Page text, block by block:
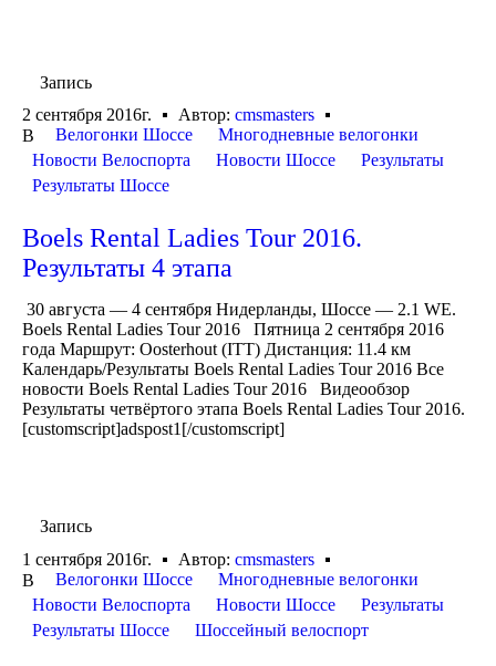
Запись
2 сентября 2016г.
Автор: cmsmasters
В
Велогонки Шоссе
Многодневные велогонки
Новости Велоспорта
Новости Шоссе
Результаты
Результаты Шоссе
Boels Rental Ladies Tour 2016.
Результаты 4 этапа
30 августа — 4 сентября Нидерланды, Шоссе — 2.1 WE.
Boels Rental Ladies Tour 2016 Пятница 2 сентября 2016
года Маршрут: Oosterhout (ITT) Дистанция: 11.4 км
Календарь/Результаты Boels Rental Ladies Tour 2016 Все
новости Boels Rental Ladies Tour 2016 Видеообзор
Результаты четвёртого этапа Boels Rental Ladies Tour 2016.
[customscript]adspost1[/customscript]
Запись
1 сентября 2016г.
Автор: cmsmasters
В
Велогонки Шоссе
Многодневные велогонки
Новости Велоспорта
Новости Шоссе
Результаты
Результаты Шоссе
Шоссейный велоспорт